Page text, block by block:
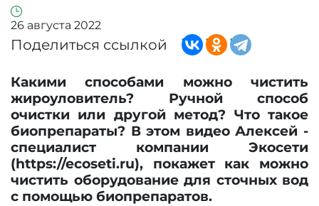
26 августа 2022
Поделиться ссылкой
Какими способами можно чистить
жироуловитель? Ручной способ
очистки или другой метод? Что такое
биопрепараты? В этом видео Алексей -
специалист компании Экосети
(https://ecoseti.ru), покажет как можно
чистить оборудование для сточных вод
с помощью биопрепаратов.